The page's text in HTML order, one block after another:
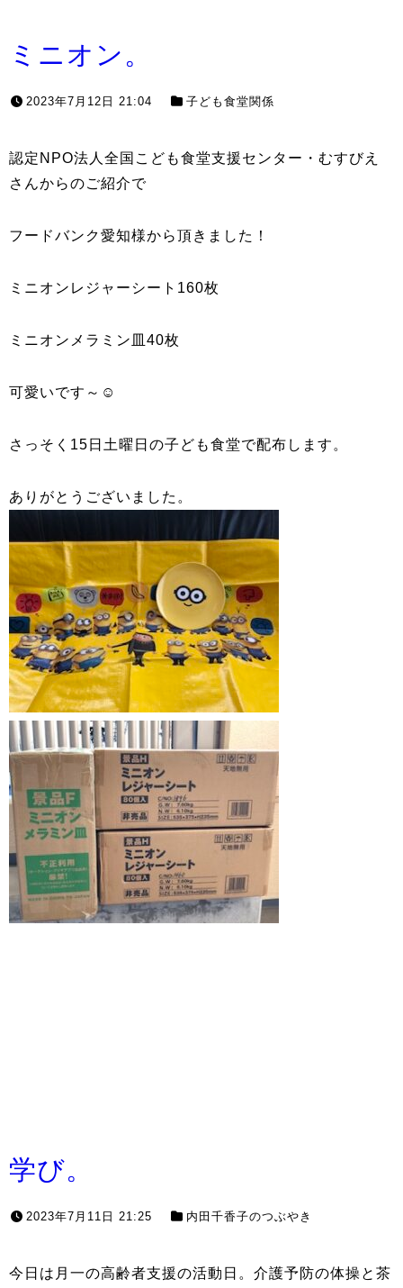
ミニオン。
2023年7月12日 21:04 子ども食堂関係
認定NPO法人全国こども食堂支援センター・むすびえ
さんからのご紹介で
フードバンク愛知様から頂きました！
ミニオンレジャーシート160枚
ミニオンメラミン皿40枚
可愛いです～☺
さっそく15日土曜日の子ども食堂で配布します。
ありがとうございました。
学び。
2023年7月11日 21:25 内田千香子のつぶやき
今日は月一の高齢者支援の活動日。介護予防の体操と茶